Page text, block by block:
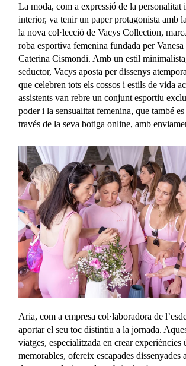
La moda, com a expressió de la personalitat
interior, va tenir un paper protagonista amb
la nova col·lecció de Vacys Collection,
roba esportiva femenina fundada per
Caterina Cismondi. Amb un estil
seductor, Vacys aposta per dissenys
que celebren tots els cossos i estils de vida
assistents van rebre un conjunt esportiu
poder i la sensualitat femenina, que també
través de la seva botiga online, amb
Aria, com a empresa col·laboradora de
aportar el seu toc distintiu a la jornada.
viatges, especialitzada en crear experiències
memorables, ofereix escapades dissenyades